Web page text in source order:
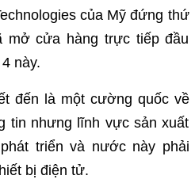
của Mỹ đứng thứ
mở cửa hàng trực tiếp đầu
này.
đến là một cường quốc về
tin nhưng lĩnh vực sản xuất
triển và nước này phải
bị điện tử.